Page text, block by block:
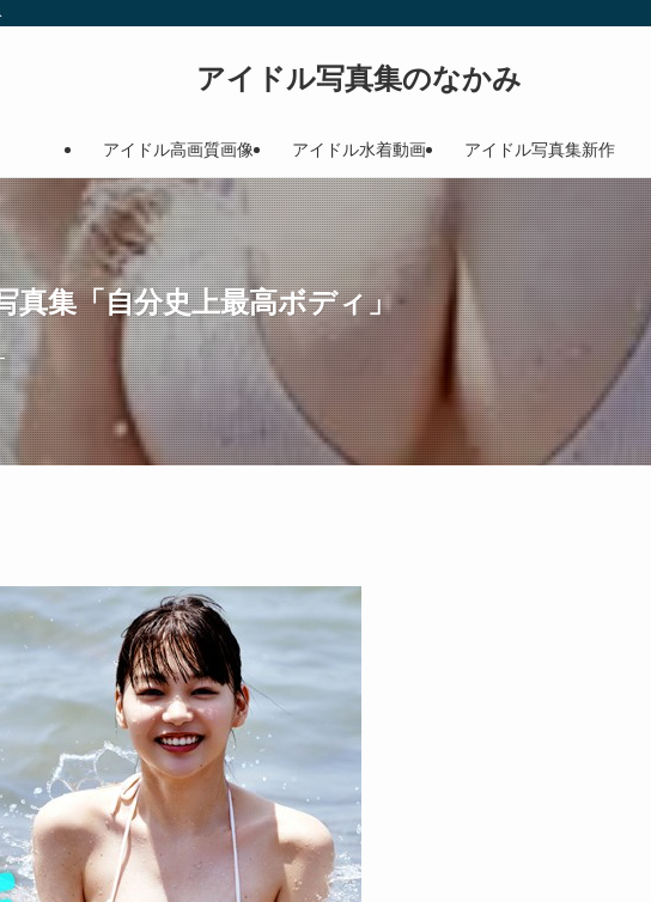
アイドル写真集のなかみ
アイドル高画質画像 アイドル水着動画 アイドル写真集新作
真集「自分史上最高ボディ」